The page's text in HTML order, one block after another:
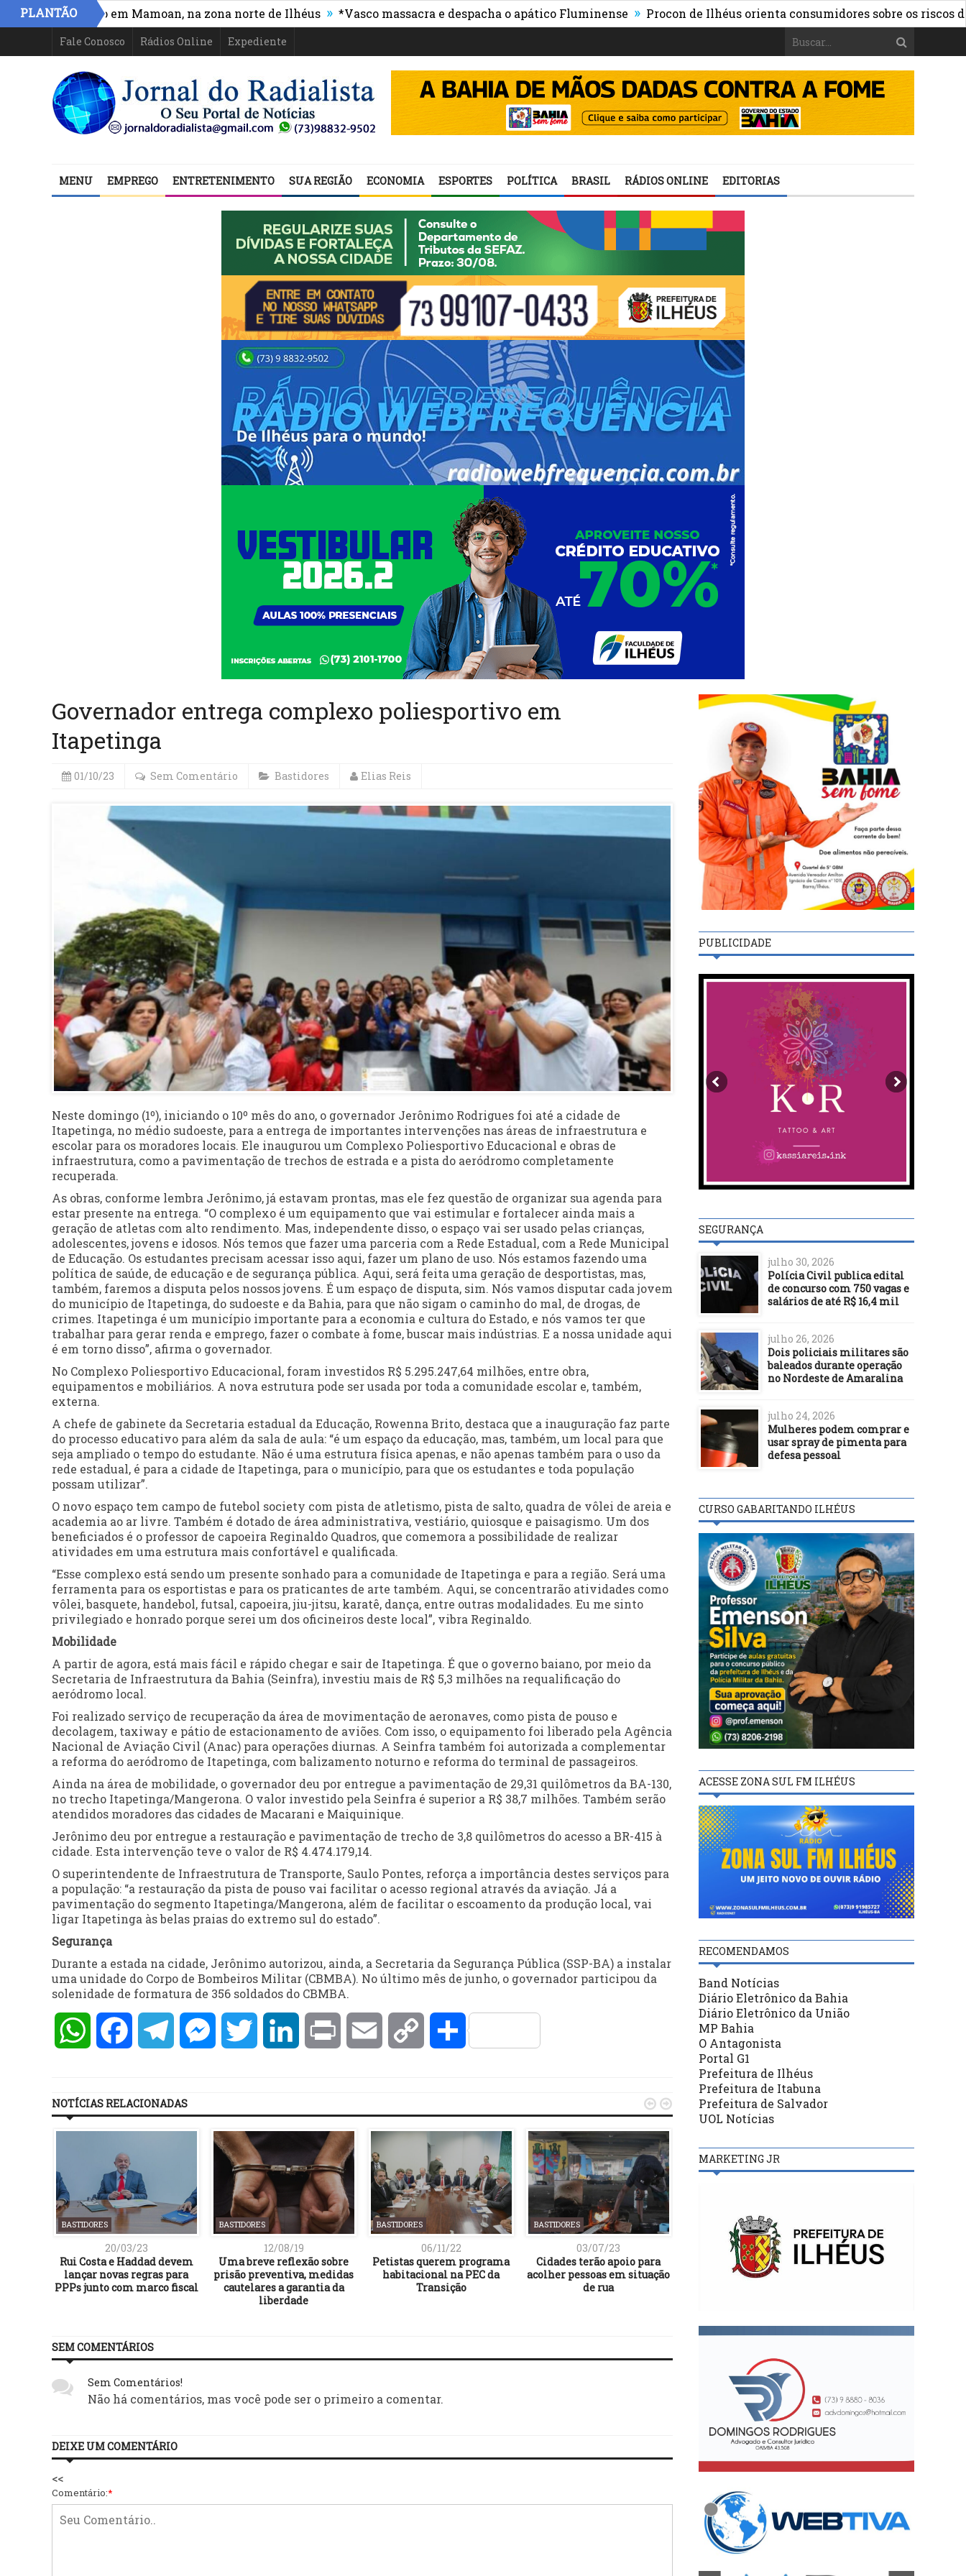
PLANTÃOem Mamoan, na zona norte de Ilhéus » *Vasco massacra e despacha o apático Fluminense » Procon de Ilhéus orienta consumidores sobre os riscos das
Fale Conosco Rádios Online Expediente
MENU EMPREGO ENTRETENIMENTO SUA REGIÃO ECONOMIA ESPORTES POLÍTICA BRASIL RÁDIOS ONLINE EDITORIAS
Governador entrega complexo poliesportivo em
Itapetinga
01/10/23 Sem Comentário Bastidores Elias Reis
Neste domingo (1º), iniciando o 10º mês do ano, o governador Jerônimo Rodrigues foi até a cidade de
Itapetinga, no médio sudoeste, para a entrega de importantes intervenções nas áreas de infraestrutura e
escolar para os moradores locais. Ele inaugurou um Complexo Poliesportivo Educacional e obras de
infraestrutura, como a pavimentação de trechos de estrada e a pista do aeródromo completamente
recuperada.
As obras, conforme lembra Jerônimo, já estavam prontas, mas ele fez questão de organizar sua agenda para
estar presente na entrega. “O complexo é um equipamento que vai estimular e fortalecer ainda mais a
geração de atletas com alto rendimento. Mas, independente disso, o espaço vai ser usado pelas crianças,
adolescentes, jovens e idosos. Nós temos que fazer uma parceria com a Rede Estadual, com a Rede Municipal
de Educação. Os estudantes precisam acessar isso aqui, fazer um plano de uso. Nós estamos fazendo uma
política de saúde, de educação e de segurança pública. Aqui, será feita uma geração de desportistas, mas,
também, faremos a disputa pelos nossos jovens. É um espaço de disputa, sim. Nós vamos disputar cada jovem
do município de Itapetinga, do sudoeste e da Bahia, para que não sigam o caminho do mal, de drogas, de
crimes. Itapetinga é um município importante para a economia e cultura do Estado, e nós vamos ter que
trabalhar para gerar renda e emprego, fazer o combate à fome, buscar mais indústrias. E a nossa unidade aqui
é em torno disso”, afirma o governador.
No Complexo Poliesportivo Educacional, foram investidos R$ 5.295.247,64 milhões, entre obra,
equipamentos e mobiliários. A nova estrutura pode ser usada por toda a comunidade escolar e, também,
externa.
A chefe de gabinete da Secretaria estadual da Educação, Rowenna Brito, destaca que a inauguração faz parte
do processo educativo para além da sala de aula: “é um espaço da educação, mas, também, um local para que
seja ampliado o tempo do estudante. Não é uma estrutura física apenas, e não apenas também para o uso da
rede estadual, é para a cidade de Itapetinga, para o município, para que os estudantes e toda população
possam utilizar”.
O novo espaço tem campo de futebol society com pista de atletismo, pista de salto, quadra de vôlei de areia e
academia ao ar livre. Também é dotado de área administrativa, vestiário, quiosque e paisagismo. Um dos
beneficiados é o professor de capoeira Reginaldo Quadros, que comemora a possibilidade de realizar
atividades em uma estrutura mais confortável e qualificada.
“Esse complexo está sendo um presente sonhado para a comunidade de Itapetinga e para a região. Será uma
ferramenta para os esportistas e para os praticantes de arte também. Aqui, se concentrarão atividades como
vôlei, basquete, handebol, futsal, capoeira, jiu-jitsu, karatê, dança, entre outras modalidades. Eu me sinto
privilegiado e honrado porque serei um dos oficineiros deste local”, vibra Reginaldo.
Mobilidade
A partir de agora, está mais fácil e rápido chegar e sair de Itapetinga. É que o governo baiano, por meio da
Secretaria de Infraestrutura da Bahia (Seinfra), investiu mais de R$ 5,3 milhões na requalificação do
aeródromo local.
Foi realizado serviço de recuperação da área de movimentação de aeronaves, como pista de pouso e
decolagem, taxiway e pátio de estacionamento de aviões. Com isso, o equipamento foi liberado pela Agência
Nacional de Aviação Civil (Anac) para operações diurnas. A Seinfra também foi autorizada a complementar
a reforma do aeródromo de Itapetinga, com balizamento noturno e reforma do terminal de passageiros.
Ainda na área de mobilidade, o governador deu por entregue a pavimentação de 29,31 quilômetros da BA-130,
no trecho Itapetinga/Mangerona. O valor investido pela Seinfra é superior a R$ 38,7 milhões. Também serão
atendidos moradores das cidades de Macarani e Maiquinique.
Jerônimo deu por entregue a restauração e pavimentação de trecho de 3,8 quilômetros do acesso a BR-415 à
cidade. Esta intervenção teve o valor de R$ 4.474.179,14.
O superintendente de Infraestrutura de Transporte, Saulo Pontes, reforça a importância destes serviços para
a população: “a restauração da pista de pouso vai facilitar o acesso regional através da aviação. Já a
pavimentação do segmento Itapetinga/Mangerona, além de facilitar o escoamento da produção local, vai
ligar Itapetinga às belas praias do extremo sul do estado”.
Segurança
Durante a estada na cidade, Jerônimo autorizou, ainda, a Secretaria da Segurança Pública (SSP-BA) a instalar
uma unidade do Corpo de Bombeiros Militar (CBMBA). No último mês de junho, o governador participou da
solenidade de formatura de 356 soldados do CBMBA.
WhatsAppFacebookTelegramMessengerTwitter LinkedInPrint Email Copy Compartilhar
NOTÍCIAS RELACIONADAS
BASTIDORES
20/03/23
Rui Costa e Haddad devem
lançar novas regras para
PPPs junto com marco fiscal
BASTIDORES
12/08/19
Uma breve reflexão sobre
prisão preventiva, medidas
cautelares a garantia da
liberdade
BASTIDORES
06/11/22
Petistas querem programa
habitacional na PEC da
Transição
BASTIDORES
03/07/23
Cidades terão apoio para
acolher pessoas em situação
de rua
BASTIDORES
25/07/22
Conta de viagens
internacionais teve déficit
Santuários do
 
SEM COMENTÁRIOS
Sem Comentários!
Não há comentários, mas você pode ser o primeiro a comentar.
DEIXE UM COMENTÁRIO
<<
Comentário:*
PUBLICIDADE
SEGURANÇA
julho 30, 2026
Polícia Civil publica edital
de concurso com 750 vagas e
salários de até R$ 16,4 mil
julho 26, 2026
Dois policiais militares são
baleados durante operação
no Nordeste de Amaralina
julho 24, 2026
Mulheres podem comprar e
usar spray de pimenta para
defesa pessoal
CURSO GABARITANDO ILHÉUS
ACESSE ZONA SUL FM ILHÉUS
RECOMENDAMOS
Band Notícias
Diário Eletrônico da Bahia
Diário Eletrônico da União
MP Bahia
O Antagonista
Portal G1
Prefeitura de Ilhéus
Prefeitura de Itabuna
Prefeitura de Salvador
UOL Notícias
MARKETING JR